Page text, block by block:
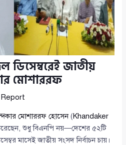
ডিসেম্বরেই জাতীয়
মোশাররফ
মোশাররফ হোসেন(Khandaker
শুধু বিএনপি নয়—দেশের ৫২টি
মাসেই জাতীয় সংসদ নির্বাচন চায়।